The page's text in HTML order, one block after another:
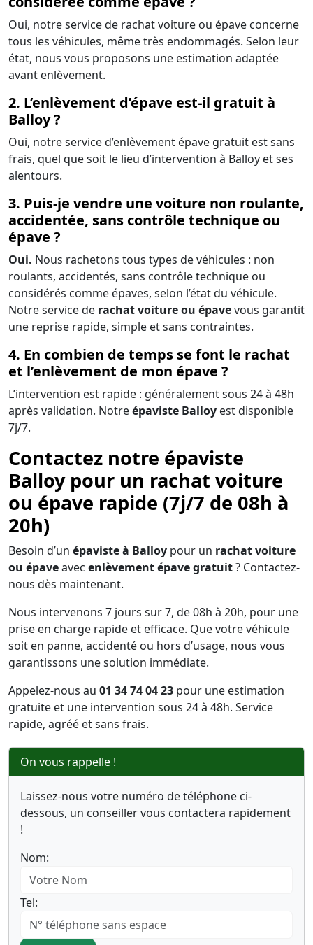
Oui, notre service de rachat voiture ou épave concerne
tous les véhicules, même très endommagés. Selon leur
état, nous vous proposons une estimation adaptée
avant enlèvement.
2. L’enlèvement d’épave est-il gratuit à
Balloy ?
Oui, notre service d’enlèvement épave gratuit est sans
frais, quel que soit le lieu d’intervention à Balloy et ses
alentours.
3. Puis-je vendre une voiture non roulante,
accidentée, sans contrôle technique ou
épave ?
Oui. Nous rachetons tous types de véhicules : non
roulants, accidentés, sans contrôle technique ou
considérés comme épaves, selon l’état du véhicule.
Notre service de rachat voiture ou épavevous garantit
une reprise rapide, simple et sans contraintes.
4. En combien de temps se font le rachat
et l’enlèvement de mon épave ?
L’intervention est rapide : généralement sous 24 à 48h
après validation. Notreépaviste Balloy est disponible
7j/7.
Contactez notre épaviste
Balloy pour un rachat voiture
ou épave rapide (7j/7 de 08h à
20h)
Besoin d’un épaviste à Balloy pour un rachat voiture
ou épaveavec enlèvement épave gratuit? Contactez-
nous dès maintenant.
Nous intervenons 7 jours sur 7, de 08h à 20h, pour une
prise en charge rapide et efficace. Que votre véhicule
soit en panne, accidenté ou hors d’usage, nous vous
garantissons une solution immédiate.
Appelez-nous au 01 34 74 04 23 pour une estimation
gratuite et une intervention sous 24 à 48h. Service
rapide, agréé et sans frais.
On vous rappelle !
Laissez-nous votre numéro de téléphone ci-
dessous, un conseiller vous contactera rapidement
!
Nom:
Tel: